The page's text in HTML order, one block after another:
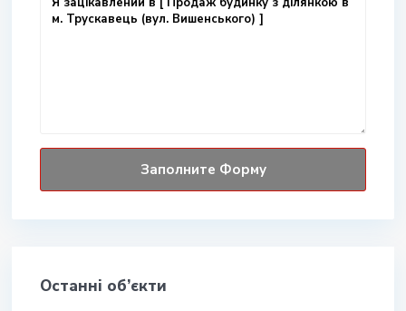
Останні об’єкти